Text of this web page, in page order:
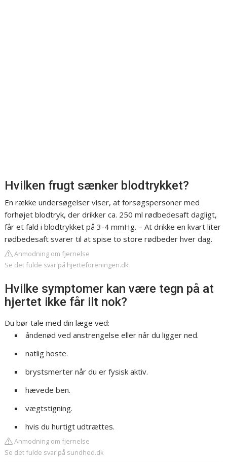
Hvilken frugt sænker blodtrykket?
En række undersøgelser viser, at forsøgspersoner med
forhøjet blodtryk, der drikker ca. 250 ml rødbedesaft dagligt,
får et fald i blodtrykket på 3-4 mmHg. – At drikke en kvart liter
rødbedesaft svarer til at spise to store rødbeder hver dag.
Anmodning om fjernelse
Se det fulde svar på hjerteforeningen.dk
Hvilke symptomer kan være tegn på at
hjertet ikke får ilt nok?
Du bør tale med din læge ved:
åndenød ved anstrengelse eller når du ligger ned.
natlig hoste.
brystsmerter når du er fysisk aktiv.
hævede ben.
vægtstigning.
hvis du hurtigt udtrættes.
Anmodning om fjernelse
Se det fulde svar på sundhed.dk